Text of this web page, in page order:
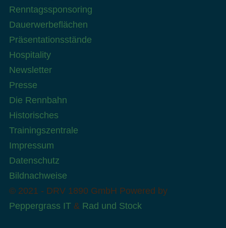
Renntagssponsoring
Dauerwerbeflächen
Präsentationsstände
Hospitality
Newsletter
Presse
Die Rennbahn
Historisches
Trainingszentrale
Impressum
Datenschutz
Bildnachweise
© 2021 - DRV 1890 GmbH Powered by
Peppergrass IT & Rad und Stock